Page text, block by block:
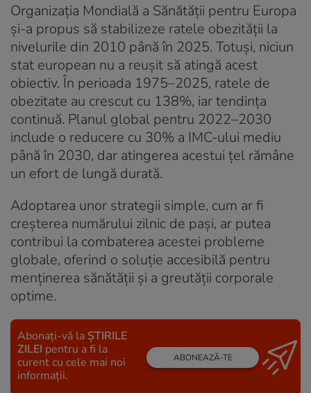
Organizația Mondială a Sănătății pentru Europa
și-a propus să stabilizeze ratele obezității la
nivelurile din 2010 până în 2025. Totuși, niciun
stat european nu a reușit să atingă acest
obiectiv. În perioada 1975–2025, ratele de
obezitate au crescut cu 138%, iar tendința
continuă. Planul global pentru 2022–2030
include o reducere cu 30% a IMC-ului mediu
până în 2030, dar atingerea acestui țel rămâne
un efort de lungă durată.
Adoptarea unor strategii simple, cum ar fi
creșterea numărului zilnic de pași, ar putea
contribui la combaterea acestei probleme
globale, oferind o soluție accesibilă pentru
menținerea sănătății și a greutății corporale
optime.
Abonați-vă la ȘTIRILE
ZILEI pentru a fi la
curent cu cele mai noi
informații.
ABONEAZĂ-TE